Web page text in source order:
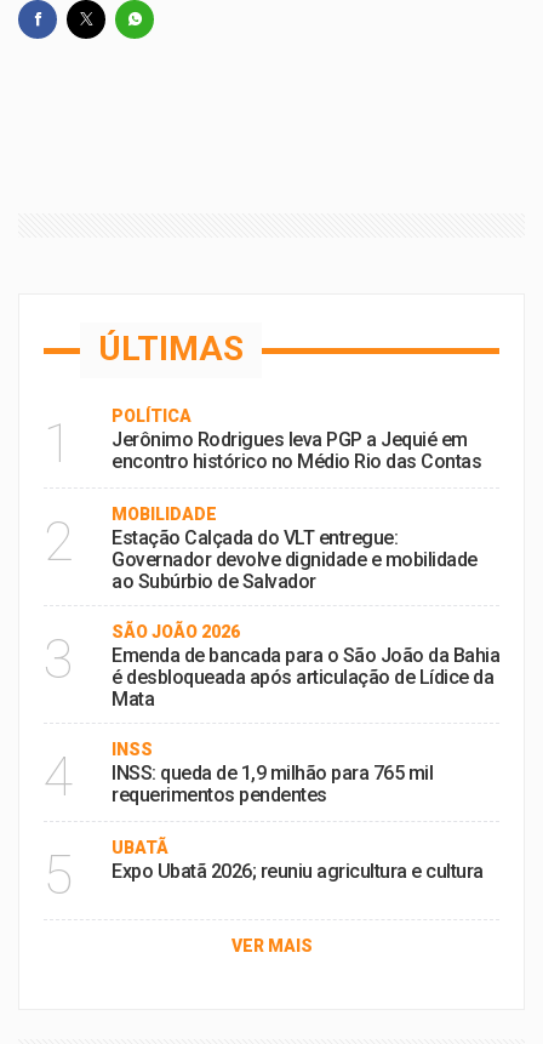
ÚLTIMAS
1 POLÍTICA
Jerônimo Rodrigues leva PGP a Jequié em
encontro histórico no Médio Rio das Contas
2 MOBILIDADE
Estação Calçada do VLT entregue:
Governador devolve dignidade e mobilidade
ao Subúrbio de Salvador
3 SÃO JOÃO 2026
Emenda de bancada para o São João da Bahia
é desbloqueada após articulação de Lídice da
Mata
4 INSS
INSS: queda de 1,9 milhão para 765 mil
requerimentos pendentes
5 UBATÃ
Expo Ubatã 2026; reuniu agricultura e cultura
VER MAIS